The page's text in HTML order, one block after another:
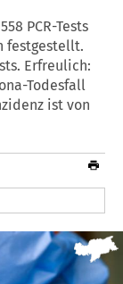
PCR-Tests
festgestellt.
Erfreulich:
Todesfall
ist von